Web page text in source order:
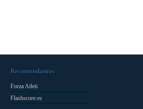
Recomendamos
Forza Atleti
Flashscore.es